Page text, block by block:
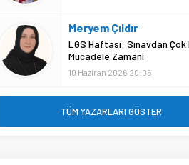
Meryem Çıldır
LGS Haftası: Sınavdan Çok
Mücadele Zamanı
10 Haziran 2026 20:05
TÜM YAZARLARI GÖSTER